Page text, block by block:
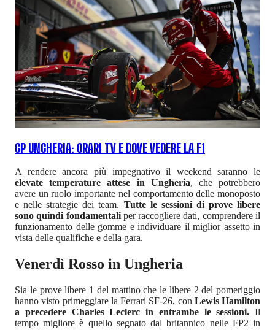
GP UNGHERIA: ORARI TV E DOVE VEDERE LA F1
A rendere ancora più impegnativo il weekend saranno le
elevate temperature attese in Ungheria, che potrebbero
avere un ruolo importante nel comportamento delle monoposto
e nelle strategie dei team. Tutte le sessioni di prove libere
sono quindi fondamentaliper raccogliere dati, comprendere il
funzionamento delle gomme e individuare il miglior assetto in
vista delle qualifiche e della gara.
Venerdì Rosso in Ungheria
Sia le prove libere 1 del mattino che le libere 2 del pomeriggio
hanno visto primeggiare la Ferrari SF-26, con Lewis Hamilton
a precedere Charles Leclerc in entrambe le sessioni. Il
tempo migliore è quello segnato dal britannico nelle FP2 in